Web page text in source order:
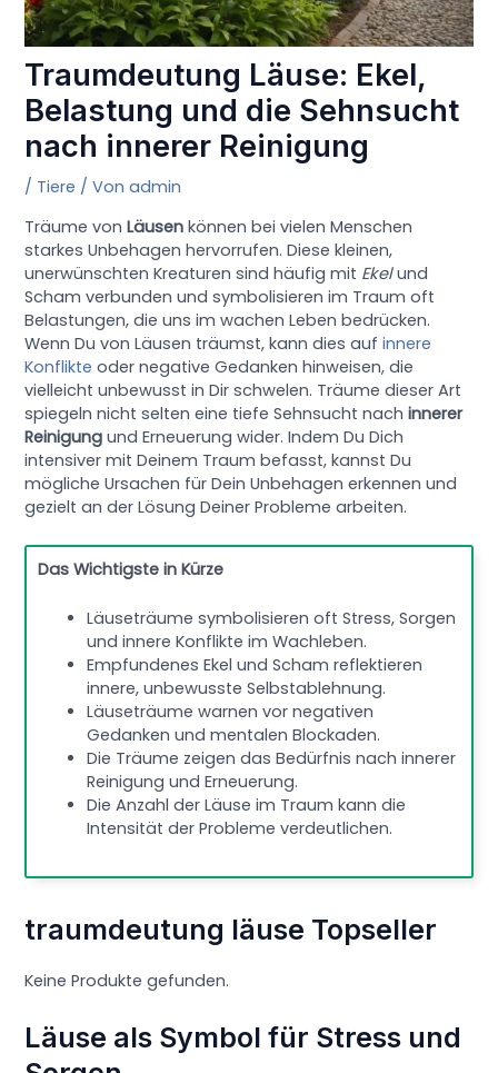
Traumdeutung Läuse: Ekel,
Belastung und die Sehnsucht
nach innerer Reinigung
/ Tiere / Vonadmin
Träume vonLäusen können bei vielen Menschen
starkes Unbehagen hervorrufen. Diese kleinen,
unerwünschten Kreaturen sind häufig mit Ekelund
Scham verbunden und symbolisieren im Traum oft
Belastungen, die uns im wachen Leben bedrücken.
Wenn Du von Läusen träumst, kann dies aufinnere
Konflikte oder negative Gedanken hinweisen, die
vielleicht unbewusst in Dir schwelen. Träume dieser Art
spiegeln nicht selten eine tiefe Sehnsucht nachinnerer
Reinigung und Erneuerung wider. Indem Du Dich
intensiver mit Deinem Traum befasst, kannst Du
mögliche Ursachen für Dein Unbehagen erkennen und
gezielt an der Lösung Deiner Probleme arbeiten.
Das Wichtigste in Kürze
Läuseträume symbolisieren oft Stress, Sorgen
und innere Konflikte im Wachleben.
Empfundenes Ekel und Scham reflektieren
innere, unbewusste Selbstablehnung.
Läuseträume warnen vor negativen
Gedanken und mentalen Blockaden.
Die Träume zeigen das Bedürfnis nach innerer
Reinigung und Erneuerung.
Die Anzahl der Läuse im Traum kann die
Intensität der Probleme verdeutlichen.
traumdeutung läuse Topseller
Keine Produkte gefunden.
Läuse als Symbol für Stress und